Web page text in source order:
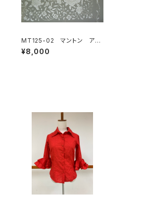
MT125-02 マントン アイ
ボリー単色
¥8,000